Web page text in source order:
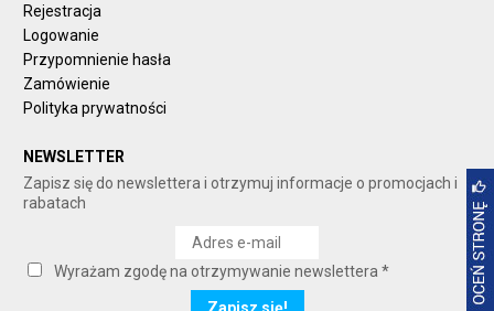
Rejestracja
Logowanie
Przypomnienie hasła
Zamówienie
Polityka prywatności
NEWSLETTER
Zapisz się do newslettera i otrzymuj informacje o promocjach i
rabatach
Wyrażam zgodę na otrzymywanie newslettera *